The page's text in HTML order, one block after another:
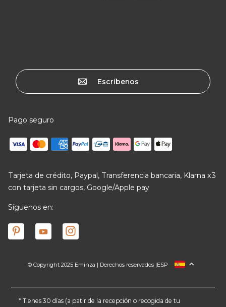
Escríbenos
Pago seguro
Tarjeta de crédito, Paypal, Transferencia bancaria, Klarna x3
con tarjeta sin cargos, Google/Apple pay
Síguenos en:
© Copyright 2025 Eminza | Derechos reservados |
FRANCIA
ALEMANIA
ESP
* Tienes 30 días (a patir de la recepción o recogida de tu